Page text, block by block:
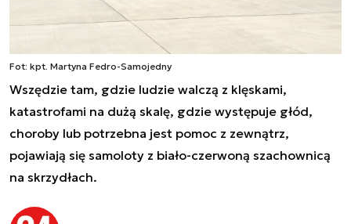
Fot: kpt. Martyna Fedro-Samojedny
Wszędzie tam, gdzie ludzie walczą z klęskami,
katastrofami na dużą skalę, gdzie występuje głód,
choroby lub potrzebna jest pomoc z zewnątrz,
pojawiają się samoloty z biało-czerwoną szachownicą
na skrzydłach.